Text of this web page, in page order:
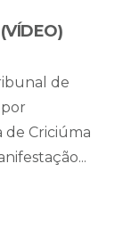
de
de Criciúma